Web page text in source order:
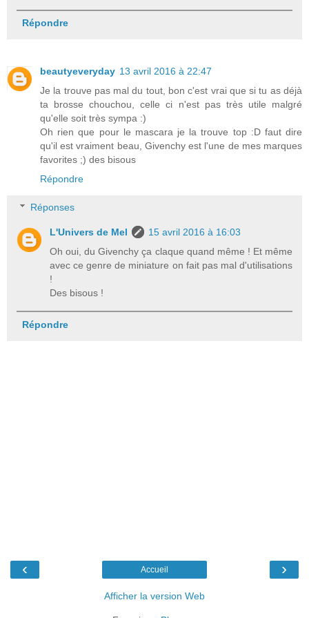
Répondre
beautyeveryday 13 avril 2016 à 22:47
Je la trouve pas mal du tout, bon c'est vrai que si tu as déjà
ta brosse chouchou, celle ci n'est pas très utile malgré
qu'elle soit très sympa :)
Oh rien que pour le mascara je la trouve top :D faut dire
qu'il est vraiment beau, Givenchy est l'une de mes marques
favorites ;) des bisous
Répondre
Réponses
L'Univers de Mel
15 avril 2016 à 16:03
Oh oui, du Givenchy ça claque quand même ! Et même
avec ce genre de miniature on fait pas mal d'utilisations
!
Des bisous !
Répondre
‹ ›
Accueil
Afficher la version Web